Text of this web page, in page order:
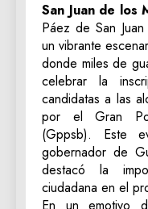
San Juan de los
Páez de San
un vibrante
donde miles de
celebrar la
candidatas a las
por el Gran
(Gppsb). Este
gobernador de
destacó la
ciudadana en el